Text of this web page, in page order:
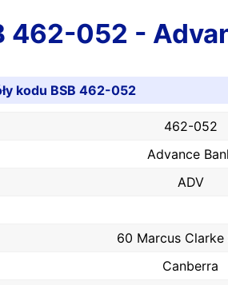
462-052 -
kodu BSB 462-052
462-052
Advance
ADV
60 Marcus Clarke
Canberra